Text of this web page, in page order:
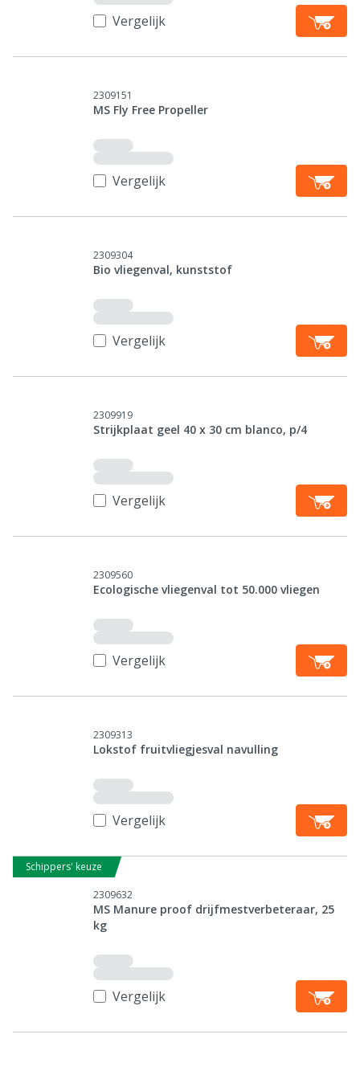
Vergelijk
2309151
MS Fly Free Propeller
Vergelijk
2309304
Bio vliegenval, kunststof
Vergelijk
2309919
Strijkplaat geel 40 x 30 cm blanco, p/4
Vergelijk
2309560
Ecologische vliegenval tot 50.000 vliegen
Vergelijk
2309313
Lokstof fruitvliegjesval navulling
Vergelijk
Schippers' keuze
2309632
MS Manure proof drijfmestverbeteraar, 25
kg
Vergelijk